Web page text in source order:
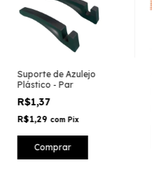
Suporte de Azulejo
Plástico - Par
R$1,37
R$1,29 com Pix
Comprar